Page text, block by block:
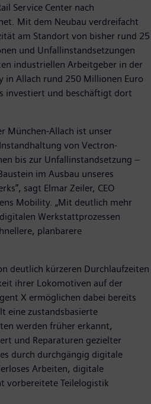
Service Center nach
Mit dem Neubau verdreifacht
am Standort von bisher rund 25
und Unfallinstandsetzungen
industriellen Arbeitgeber in der
in Allach rund 250 Millionen Euro
investiert und beschäftigt dort
München-Allach ist unser
von Vectron-
bis zur Unfallinstandsetzung –
im Ausbau unseres
sagt Elmar Zeiler, CEO
Mobility. „Mit deutlich mehr
Werkstattprozessen
planbarere
deutlich kürzeren Durchlaufzeiten
ihrer Lokomotiven auf der
X ermöglichen dabei bereits
eine zustandsbasierte
werden früher erkannt,
und Reparaturen gezielter
durch durchgängig digitale
Arbeiten, digitale
vorbereitete Teilelogistik